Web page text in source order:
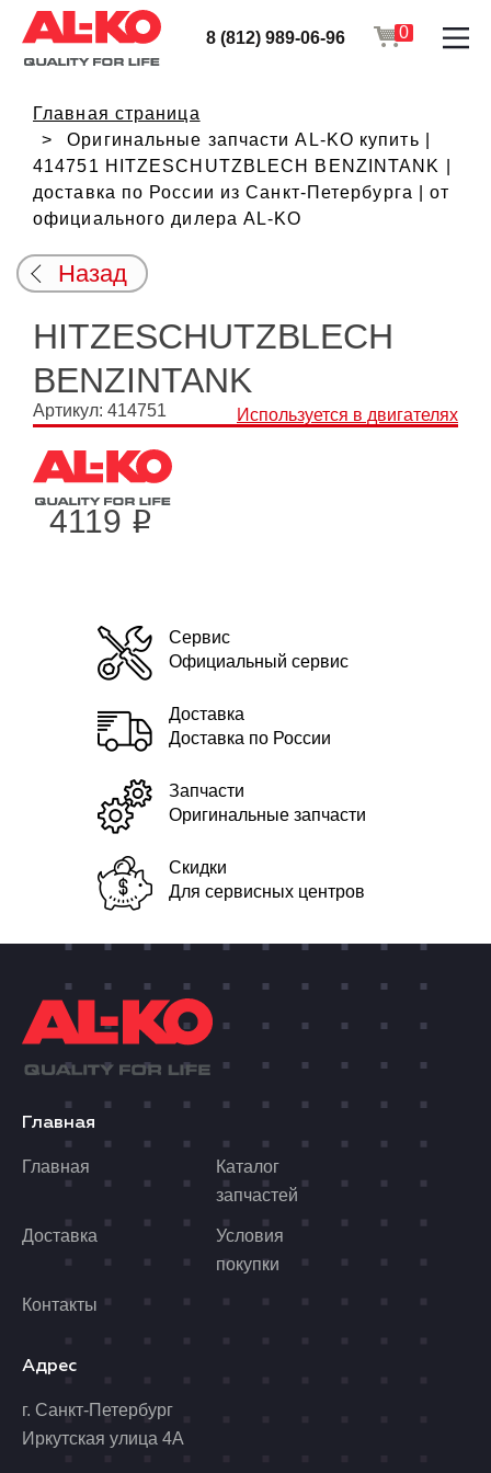
8 (812) 989-06-96 0
Главная страница
Оригинальные запчасти AL-KO купить |
414751 HITZESCHUTZBLECH BENZINTANK |
доставка по России из Санкт-Петербурга | от
официального дилера AL-KO
Назад
HITZESCHUTZBLECH
BENZINTANK
Артикул: 414751 Используется в двигателях
4119 i
Сервис
Официальный сервис
Доставка
Доставка по России
Запчасти
Оригинальные запчасти
Скидки
Для сервисных центров
Главная
Главная
Каталог
запчастей
Доставка
Условия
покупки
Контакты
Адрес
г. Санкт-Петербург
Иркутская улица 4А